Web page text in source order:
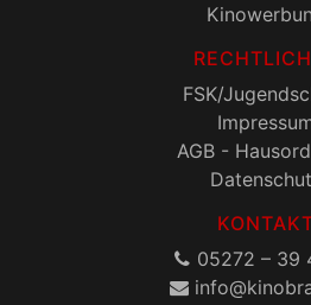
FSK/
AGB -
05272 – 39
onik@ofni